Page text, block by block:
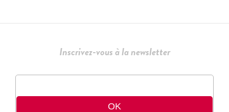
Inscrivez-vous à la newsletter